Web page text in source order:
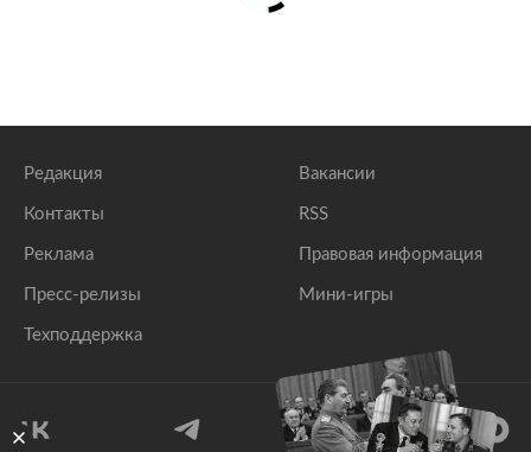
Редакция
Контакты
Реклама
Пресс-релизы
Техподдержка
Вакансии
RSS
Правовая информация
Мини-игры